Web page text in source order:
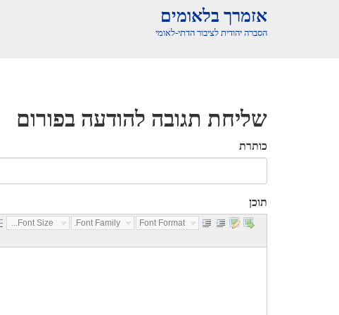
אזמרך בלאומים
הסברה יהודית לציבור הדתי-לאומי
שליחת תגובה להודעה בפורום
כותרת
תוכן
Font Size... Font Family... Font Format...